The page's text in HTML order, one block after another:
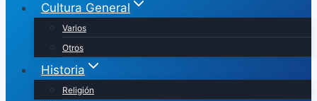
Cultura General
Varios
Otros
Historia
Religión